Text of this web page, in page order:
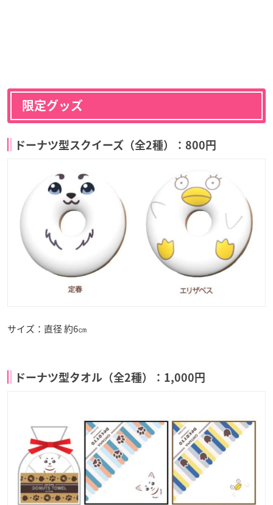
限定グッズ
ドーナツ型スクイーズ（全2種）：800円
サイズ：直径 約6㎝
ドーナツ型タオル（全2種）：1,000円